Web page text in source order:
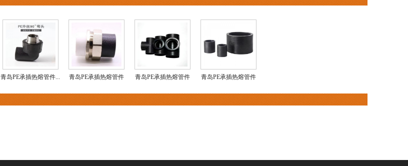
青岛PE承插热熔管件... 青岛PE承插热熔管件 青岛PE承插热熔管件 青岛PE承插热熔管件